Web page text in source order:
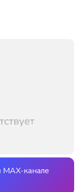
канале